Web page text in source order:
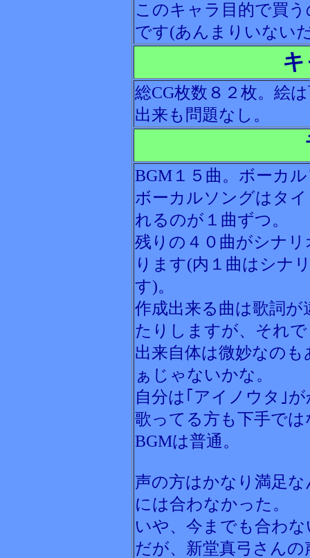
このキャラ目的で買
です(あんまりいない
総CG枚数８２枚。絵
出来も問題なし。
BGM１５曲。ボーカ
ボーカルソングはタ
れるのが１曲ずつ。
残りの４０曲がシナ
ります(内１曲はシナ
す)。
作成出来る曲は歌詞
たりしますが、それ
出来自体は微妙なの
ぁじゃないかな。
自分は｢アイノウタ｣
歌ってる方も下手で
BGMは普通。
声の方はかなり満足
には合わなかった。
いや、今までも合わ
だが、新堂真弓さん